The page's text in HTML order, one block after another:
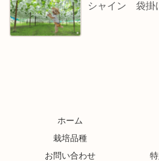
シャイン 袋掛
ホーム
栽培品種
お問い合わせ